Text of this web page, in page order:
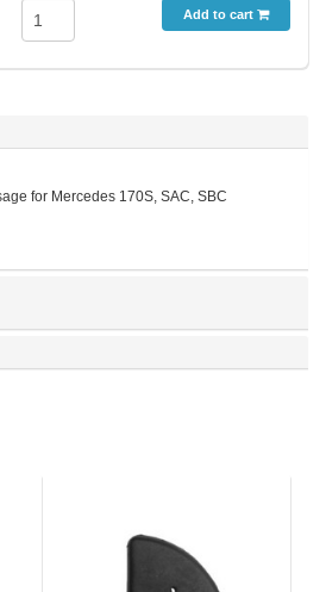
Add to cart
for Mercedes 170S, SAC, SBC